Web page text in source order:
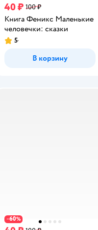
40 ₽ 100 ₽
Книга Феникс Маленькие
человечки: сказки
Рейтинг:
5
В корзину
−60%